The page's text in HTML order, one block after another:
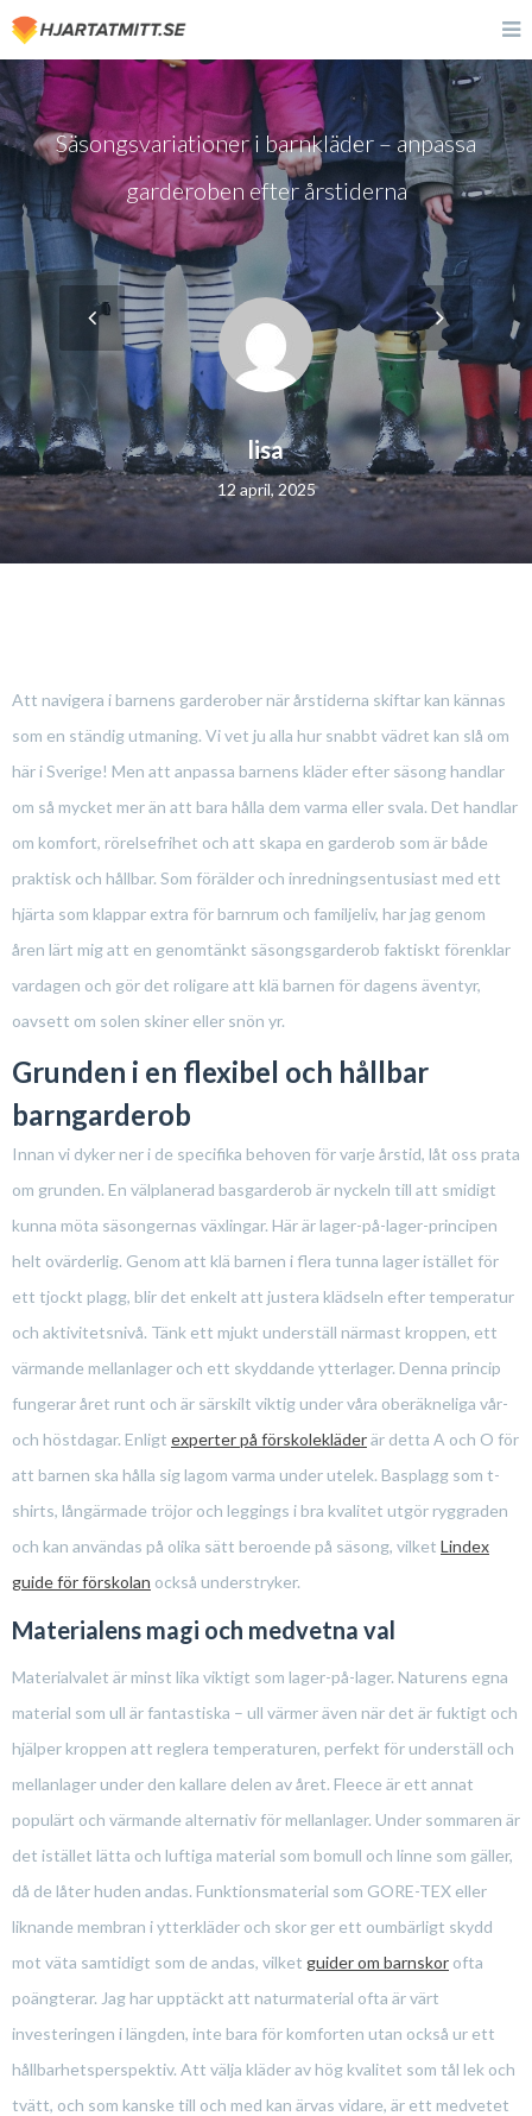
Säsongsvariationer i barnkläder – anpassa
garderoben efter årstiderna
lisa
12 april, 2025
Att navigera i barnens garderober när årstiderna skiftar kan kännas
som en ständig utmaning. Vi vet ju alla hur snabbt vädret kan slå om
här i Sverige! Men att anpassa barnens kläder efter säsong handlar
om så mycket mer än att bara hålla dem varma eller svala. Det handlar
om komfort, rörelsefrihet och att skapa en garderob som är både
praktisk och hållbar. Som förälder och inredningsentusiast med ett
hjärta som klappar extra för barnrum och familjeliv, har jag genom
åren lärt mig att en genomtänkt säsongsgarderob faktiskt förenklar
vardagen och gör det roligare att klä barnen för dagens äventyr,
oavsett om solen skiner eller snön yr.
Grunden i en flexibel och hållbar
barngarderob
Innan vi dyker ner i de specifika behoven för varje årstid, låt oss prata
om grunden. En välplanerad basgarderob är nyckeln till att smidigt
kunna möta säsongernas växlingar. Här är lager-på-lager-principen
helt ovärderlig. Genom att klä barnen i flera tunna lager istället för
ett tjockt plagg, blir det enkelt att justera klädseln efter temperatur
och aktivitetsnivå. Tänk ett mjukt underställ närmast kroppen, ett
värmande mellanlager och ett skyddande ytterlager. Denna princip
fungerar året runt och är särskilt viktig under våra oberäkneliga vår-
och höstdagar. Enligt experter på förskolekläderär detta A och O för
att barnen ska hålla sig lagom varma under utelek. Basplagg som t-
shirts, långärmade tröjor och leggings i bra kvalitet utgör ryggraden
och kan användas på olika sätt beroende på säsong, vilket Lindex
guide för förskolan också understryker.
Materialens magi och medvetna val
Materialvalet är minst lika viktigt som lager-på-lager. Naturens egna
material som ull är fantastiska – ull värmer även när det är fuktigt och
hjälper kroppen att reglera temperaturen, perfekt för underställ och
mellanlager under den kallare delen av året. Fleece är ett annat
populärt och värmande alternativ för mellanlager. Under sommaren är
det istället lätta och luftiga material som bomull och linne som gäller,
då de låter huden andas. Funktionsmaterial som GORE-TEX eller
liknande membran i ytterkläder och skor ger ett oumbärligt skydd
mot väta samtidigt som de andas, vilket guider om barnskor ofta
poängterar. Jag har upptäckt att naturmaterial ofta är värt
investeringen i längden, inte bara för komforten utan också ur ett
hållbarhetsperspektiv. Att välja kläder av hög kvalitet som tål lek och
tvätt, och som kanske till och med kan ärvas vidare, är ett medvetet